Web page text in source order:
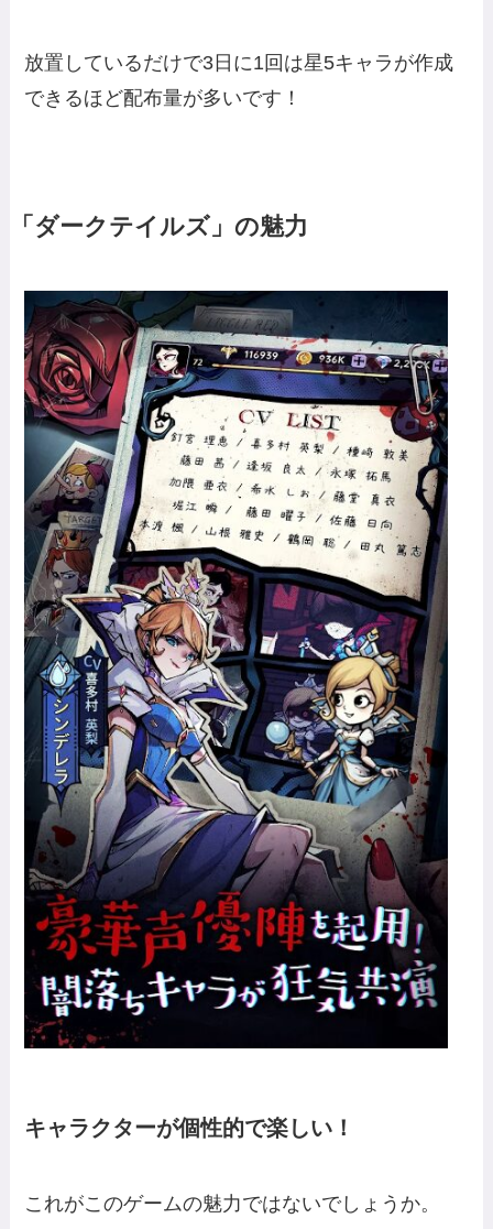
放置しているだけで3日に1回は星5キャラが作成
できるほど配布量が多いです！
「ダークテイルズ」の魅力
キャラクターが個性的で楽しい！
これがこのゲームの魅力ではないでしょうか。